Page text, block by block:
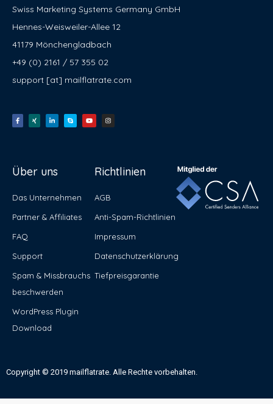
Swiss Marketing Systems Germany GmbH
Hennes-Weisweiler-Allee 12
41179 Mönchengladbach
+49 (0) 2161 / 57 355 02
support [at] mailflatrate.com
Über uns
Das Unternehmen
Partner & Affiliates
FAQ
Support
Spam & Missbrauchs
beschwerden
WordPress Plugin
Download
Richtlinien
AGB
Anti-Spam-Richtlinien
Impressum
Datenschutzerklärung
Tiefpreisgarantie
Copyright © 2019 mailflatrate. Alle Rechte vorbehalten.